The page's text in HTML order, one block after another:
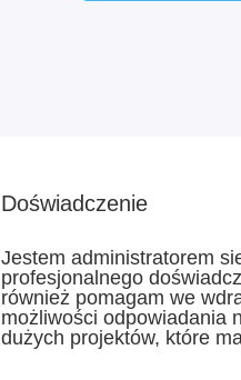
Doświadczenie
Jestem administratorem
profesjonalnego
również pomagam we
możliwości odpowiadania
dużych projektów, które